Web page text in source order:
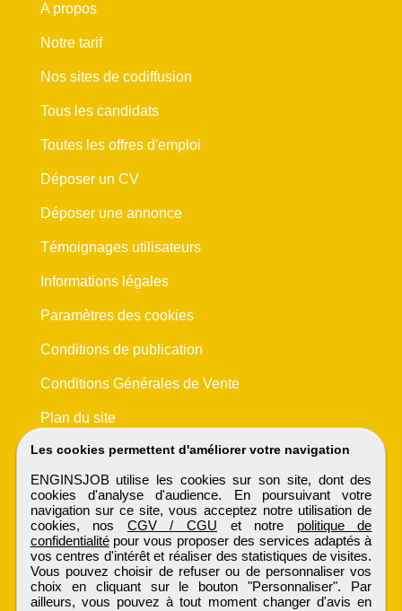
Les cookies permettent d'améliorer votre navigation
ENGINSJOB utilise les cookies sur son site, dont des
cookies d'analyse d'audience. En poursuivant votre
navigation sur ce site, vous acceptez notre utilisation de
cookies, nos CGV / CGU et notre politique de
confidentialitépour vous proposer des services adaptés à
vos centres d'intérêt et réaliser des statistiques de visites.
Vous pouvez choisir de refuser ou de personnaliser vos
choix en cliquant sur le bouton "Personnaliser". Par
ailleurs, vous pouvez à tout moment changer d'avis en
A propos
Notre tarif
Nos sites de codiffusion
Tous les candidats
Toutes les offres d'emploi
Déposer un CV
Déposer une annonce
Témoignages utilisateurs
Informations légales
Paramètres des cookies
Conditions de publication
Conditions Générales de Vente
Plan du site